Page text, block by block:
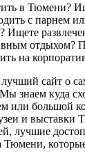
в Тюмени?
с парнем
Ищете
отдыхом?
на
сайт о
знаем куда
или большой
и выставки
лучшие
Тюмени,